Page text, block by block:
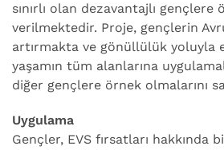
sınırlı olan dezavantajlı gençlere
verilmektedir. Proje, gençlerin
artırmakta ve gönüllülük yoluyla
yaşamın tüm alanlarına
diğer gençlere örnek olmalarını
Uygulama
Gençler, EVS fırsatları hakkında